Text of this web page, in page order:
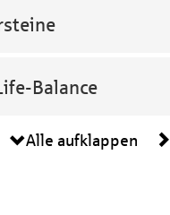
Balance
Alle aufklappen